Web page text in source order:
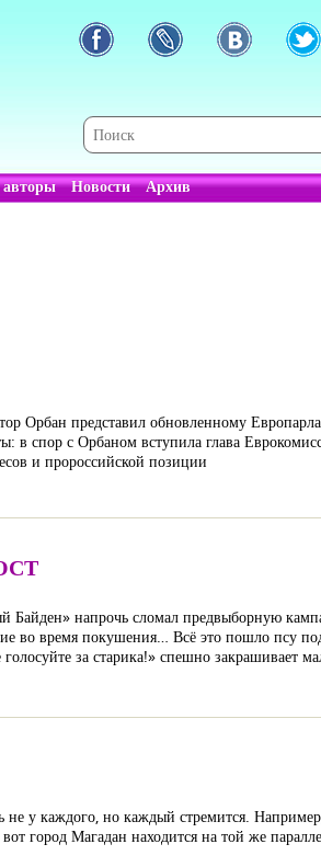
Новости Архив
Орбан представил обновленному
в спор с Орбаном вступила глава
и пророссийской позиции
напрочь сломал предвыборную
во время покушения… Всё это пошло псу
за старика!» спешно закрашивает
не у каждого, но каждый стремится.
город Магадан находится на той же